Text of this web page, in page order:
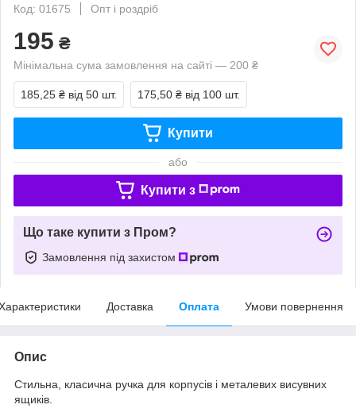
Код: 01675
Опт і роздріб
195 ₴
Мінімальна сума замовлення на сайті — 200 ₴
185,25 ₴ від 50 шт. 175,50 ₴ від 100 шт.
Купити
або
Купити з
Що таке купити з Пром?
Замовлення під захистом
Доставка Оплата Умови повернення
Опис
Стильна, класична ручка для корпусів і металевих висувних
ящиків.